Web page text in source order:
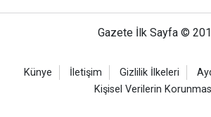
Gazete İlk Sayfa ©
Künye İletişim Gizlilik İlkeleri
Kişisel Verilerin